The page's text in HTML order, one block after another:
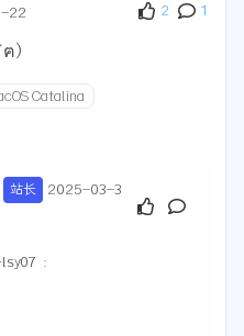
22 2 1
ฅ)
Catalina
站长 2025-03-3
: